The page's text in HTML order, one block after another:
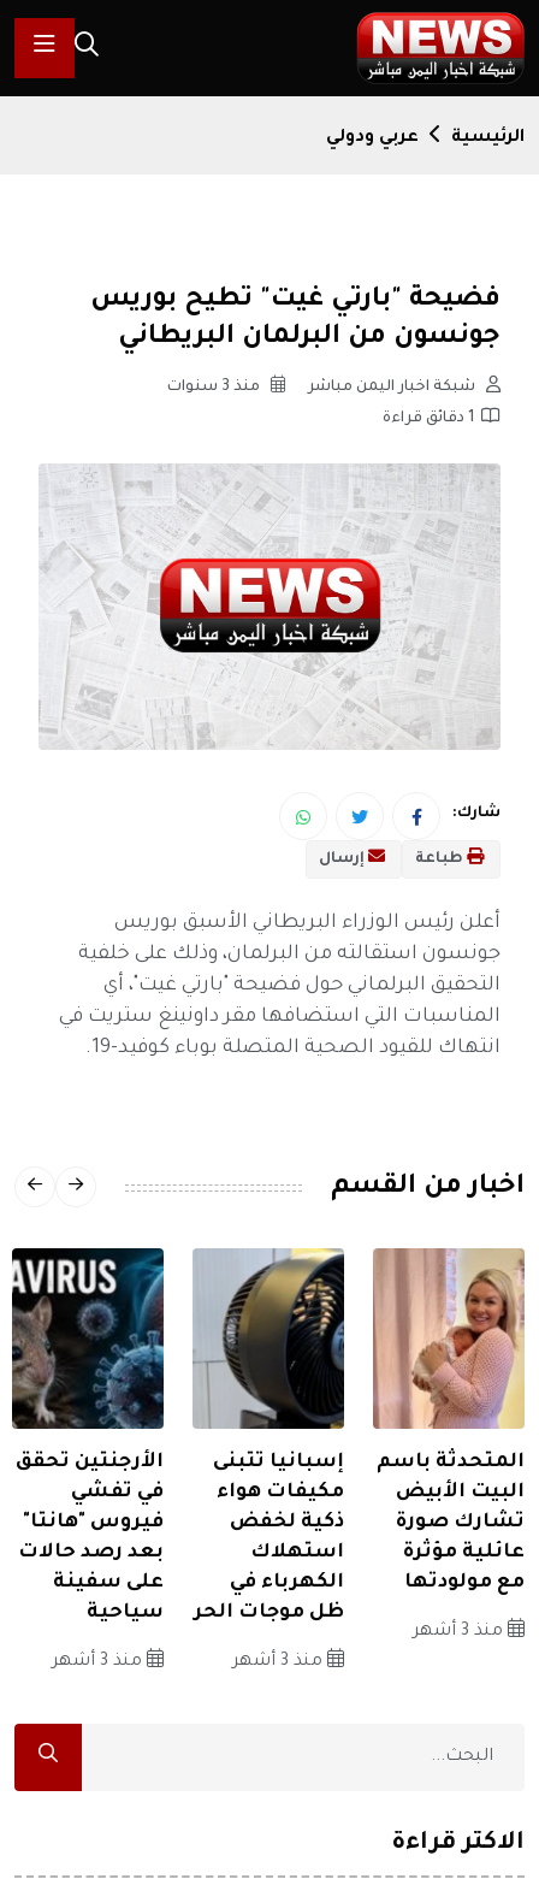
الرئيسية عربي ودولي
فضيحة "بارتي غيت" تطيح بوريس
جونسون من البرلمان البريطاني
شبكة اخبار اليمن مباشر
منذ 3 سنوات
1 دقائق قراءة
شارك:
طباعة إرسال
أعلن رئيس الوزراء البريطاني الأسبق بوريس
جونسون استقالته من البرلمان، وذلك على خلفية
التحقيق البرلماني حول فضيحة "بارتي غيت"، أي
المناسبات التي استضافها مقر داونينغ ستريت في
انتهاك للقيود الصحية المتصلة بوباء كوفيد-19.
اخبار من القسم
المتحدثة باسم
البيت الأبيض
تشارك صورة
عائلية مؤثرة
مع مولودتها
منذ 3 أشهر
إسبانيا تتبنى
مكيفات هواء
ذكية لخفض
استهلاك
الكهرباء في
ظل موجات الحر
منذ 3 أشهر
الأرجنتين تحقق
في تفشي
فيروس "هانتا"
بعد رصد حالات
على سفينة
سياحية
منذ 3 أشهر
الاكثر قراءة